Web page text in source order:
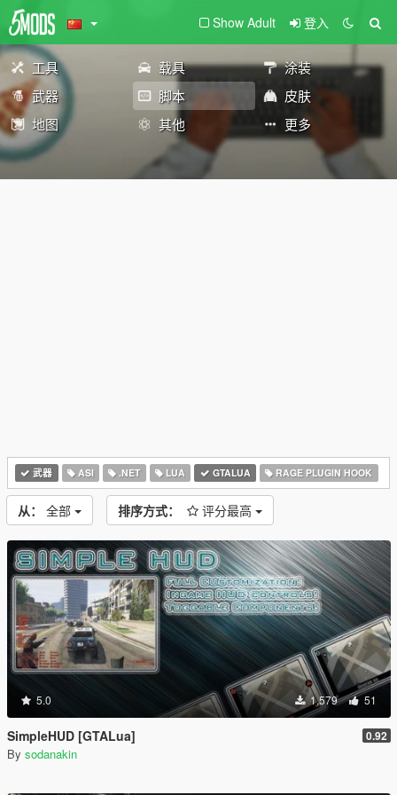
Show Adult 登入
工具 载具
涂装
武器
脚本
皮肤
地图
其他 更多
武器 ASI .NET LUA GTALUA RAGE PLUGIN HOOK
从： 全部 排序方式： 评分最高
5.0 1,579 51
SimpleHUD [GTALua] 0.92
By sodanakin